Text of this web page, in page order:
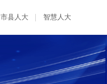
市县人大 智慧人大